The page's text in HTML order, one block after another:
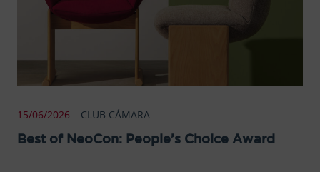
15/06/2026 CLUB CÁMARA
Best of NeoCon: People’s Choice Award